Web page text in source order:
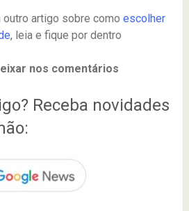
artigo sobre como escolher
, leia e fique por dentro
nos comentários
Receba novidades